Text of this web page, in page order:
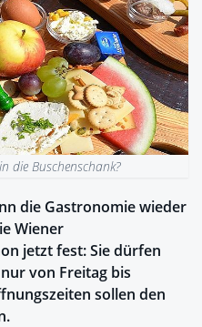
die Buschenschank?
die Gastronomie wieder
Wiener
jetzt fest: Sie dürfen
von Freitag bis
sollen den